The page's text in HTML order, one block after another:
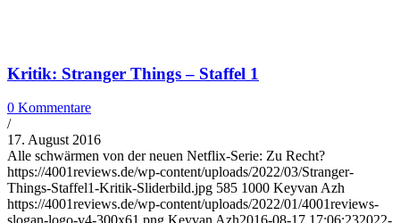
Kritik: Stranger Things – Staffel 1
0 Kommentare
/
17. August 2016
Alle schwärmen von der neuen Netflix-Serie: Zu Recht?
https://4001reviews.de/wp-content/uploads/2022/03/Stranger-
Things-Staffel1-Kritik-Sliderbild.jpg 585 1000 Keyvan Azh
https://4001reviews.de/wp-content/uploads/2022/01/4001reviews-